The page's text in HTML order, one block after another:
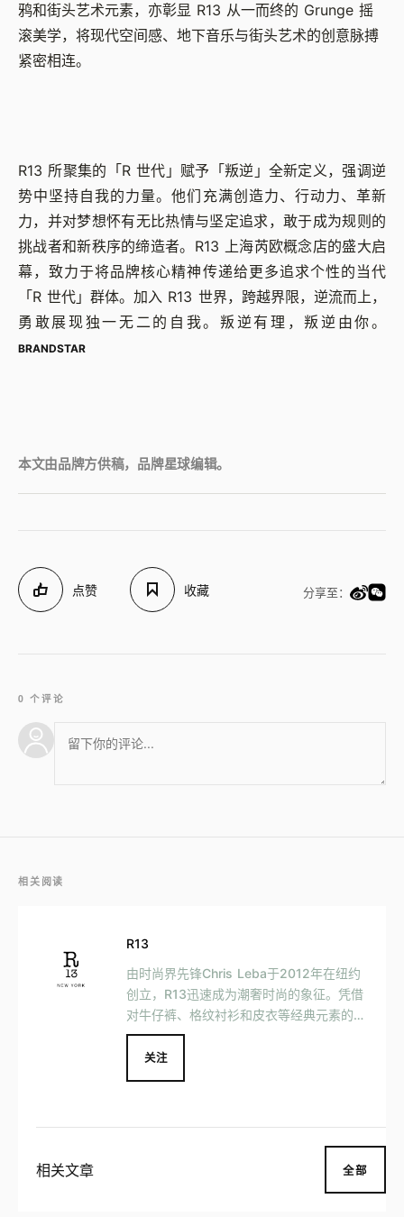
鸦和街头艺术元素，亦彰显 R13 从一而终的 Grunge 摇
滚美学，将现代空间感、地下音乐与街头艺术的创意脉搏
紧密相连。
R13 所聚集的「R 世代」赋予「叛逆」全新定义，强调逆
势中坚持自我的力量。他们充满创造力、行动力、革新
力，并对梦想怀有无比热情与坚定追求，敢于成为规则的
挑战者和新秩序的缔造者。R13 上海芮欧概念店的盛大启
幕，致力于将品牌核心精神传递给更多追求个性的当代
「R 世代」群体。加入 R13 世界，跨越界限，逆流而上，
勇敢展现独一无二的自我。叛逆有理，叛逆由你。
BRANDSTAR
本文由品牌方供稿，品牌星球编辑。
点赞 收藏 分享至：
0 个评论
相关阅读
R13
由时尚界先锋Chris Leba于2012年在纽约
创立，R13迅速成为潮奢时尚的象征。凭借
对牛仔裤、格纹衬衫和皮衣等经典元素的全
新演绎，R13将独立精神与不羁态度注入品
牌，展现出独特的都市魅力与前卫气质。品
牌从纽约的街头文化汲取灵感，每一季都带
关注
相关文章 全部